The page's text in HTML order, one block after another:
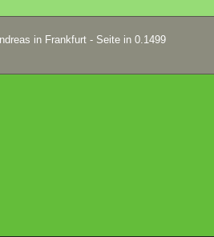
in Frankfurt - Seite in 0.1499